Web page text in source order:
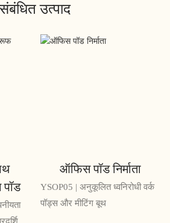
संबंधित उत्पाद
वर्क
ऑफिस के लिए वर्क पॉड्स
YSOP05 | फोन कॉल, केंद्रित कार्य
और बैठकों के लिए उपयुक्त